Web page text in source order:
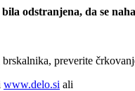
odstranjena, da se
preverite
www.delo.si ali